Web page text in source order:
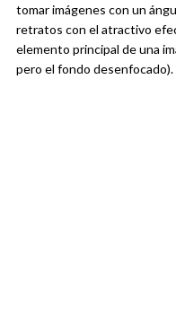
tomar imágenes con un
retratos con el atractivo
elemento principal de una
pero el fondo desenfocado).